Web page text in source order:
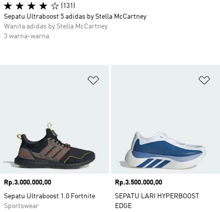
Harga
Rp.3.000.000,00
Sepatu Ultraboost 1.0 Fortnite
Sportswear
Harga
Rp.3.500.000,00
SEPATU LARI HYPERBOOST
EDGE
(131)
Sepatu Ultraboost 5 adidas by Stella McCartney
Wanita adidas by Stella McCartney
3 warna-warna